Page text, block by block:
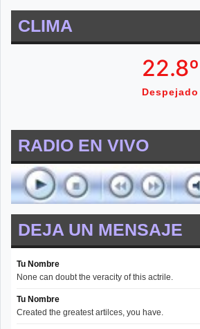
CLIMA
22.8º
Despejado
RADIO EN VIVO
DEJA UN MENSAJE